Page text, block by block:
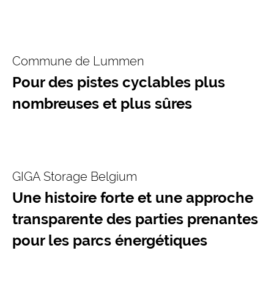
Commune de Lummen
Pour des pistes cyclables plus
nombreuses et plus sûres
GIGA Storage Belgium
Une histoire forte et une approche
transparente des parties prenantes
pour les parcs énergétiques